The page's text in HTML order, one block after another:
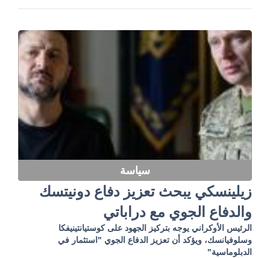
سياسة
زيلينسكي يبحث تعزيز دفاع دونيتسك
والدفاع الجوي مع دراباتي
الرئيس الأوكراني يوجه بتركيز الجهود على كوستيانتينيفكا
وسلوفيانسك، ويؤكد أن تعزيز الدفاع الجوي "استثمار في
الدبلوماسية"